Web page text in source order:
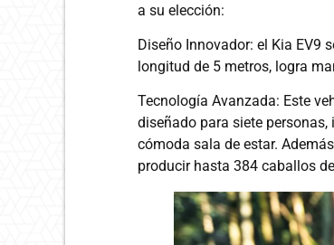
a su elección:
Diseño Innovador: el Kia EV9
longitud de 5 metros, logra
Tecnología Avanzada: Este
diseñado para siete personas,
cómoda sala de estar.
producir hasta 384 caballos